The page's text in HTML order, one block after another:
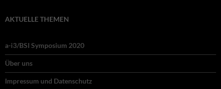
AKTUELLE THEMEN
a-i3/BSI Symposium 2020
Über uns
Impressum und Datenschutz